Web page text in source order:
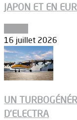
JAPON ET EN
16 juillet 2026
UN
D’ELECTRA